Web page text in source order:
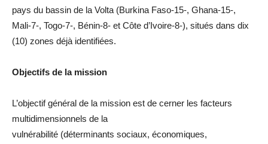
pays du bassin de la Volta (Burkina Faso-15-, Ghana-15-,
Mali-7-, Togo-7-, Bénin-8- et Côte d’Ivoire-8-), situés dans dix
(10) zones déjà identifiées.
Objectifs de la mission
L’objectif général de la mission est de cerner les facteurs
multidimensionnels de la
vulnérabilité (déterminants sociaux, économiques,